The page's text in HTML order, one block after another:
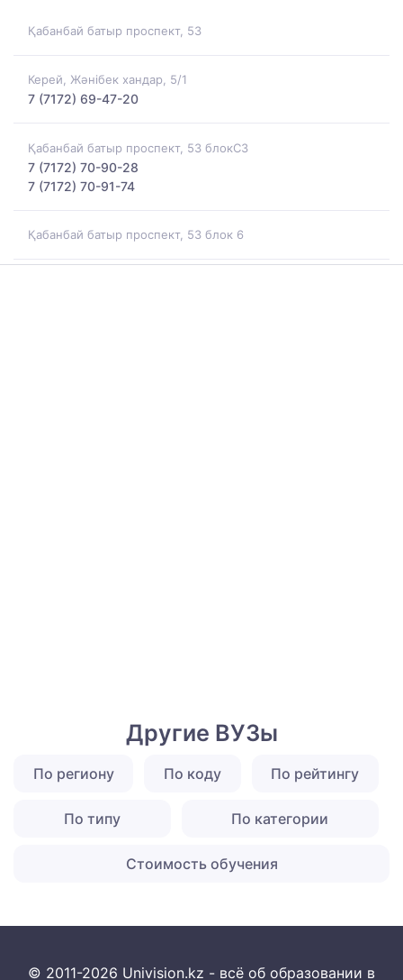
Қабанбай батыр проспект, 53
Керей, Жәнібек хандар, 5/1
7 (7172) 69-47-20
Қабанбай батыр проспект, 53 блокС3
7 (7172) 70-90-28
7 (7172) 70-91-74
Қабанбай батыр проспект, 53 блок 6
Другие ВУЗы
По региону По коду По рейтингу
По типу По категории
Стоимость обучения
© 2011-2026 Univision.kz - всё об образовании в